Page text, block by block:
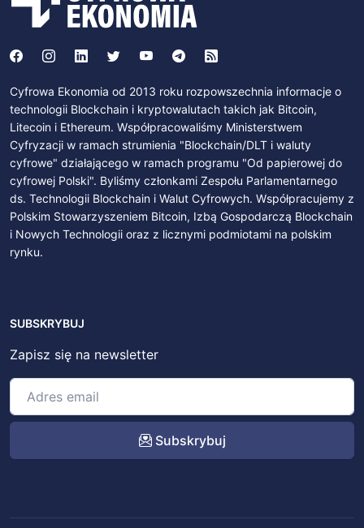
Cyfrowa Ekonomia od 2013 roku rozpowszechnia informacje o
technologii Blockchain i kryptowalutach takich jak Bitcoin,
Litecoin i Ethereum. Współpracowaliśmy Ministerstwem
Cyfryzacji w ramach strumienia "Blockchain/DLT i waluty
cyfrowe" działającego w ramach programu "Od papierowej do
cyfrowej Polski". Byliśmy członkami Zespołu Parlamentarnego
ds. Technologii Blockchain i Walut Cyfrowych. Współpracujemy z
Polskim Stowarzyszeniem Bitcoin, Izbą Gospodarczą Blockchain
i Nowych Technologii oraz z licznymi podmiotami na polskim
rynku.
SUBSKRYBUJ
Zapisz się na newsletter
Subskrybuj